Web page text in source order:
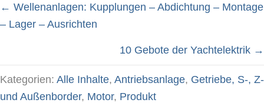
Posts
navigation
← Wellenanlagen: Kupplungen – Abdichtung – Montage
– Lager – Ausrichten
10 Gebote der Yachtelektrik →
Kategorien: Alle Inhalte, Antriebsanlage, Getriebe, S-, Z-
und Außenborder, Motor, Produkt